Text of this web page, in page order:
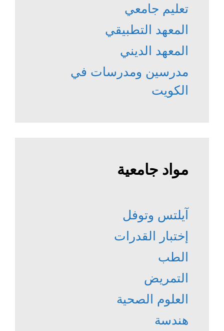
تعليم جامعي
المعهد التطبيقي
المعهد الديني
مدرسين ومدرسات في
الكويت
مواد جامعية
آيلتس وتوفل
إختبار القدرات
الطب
التمريض
العلوم الصحية
هندسة